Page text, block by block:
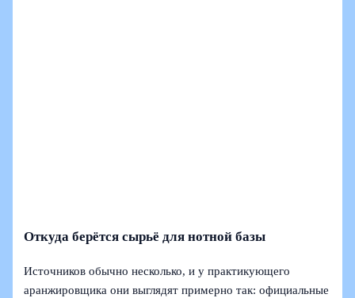
Откуда берётся сырьё для нотной базы
Источников обычно несколько, и у практикующего
аранжировщика они выглядят примерно так: официальные